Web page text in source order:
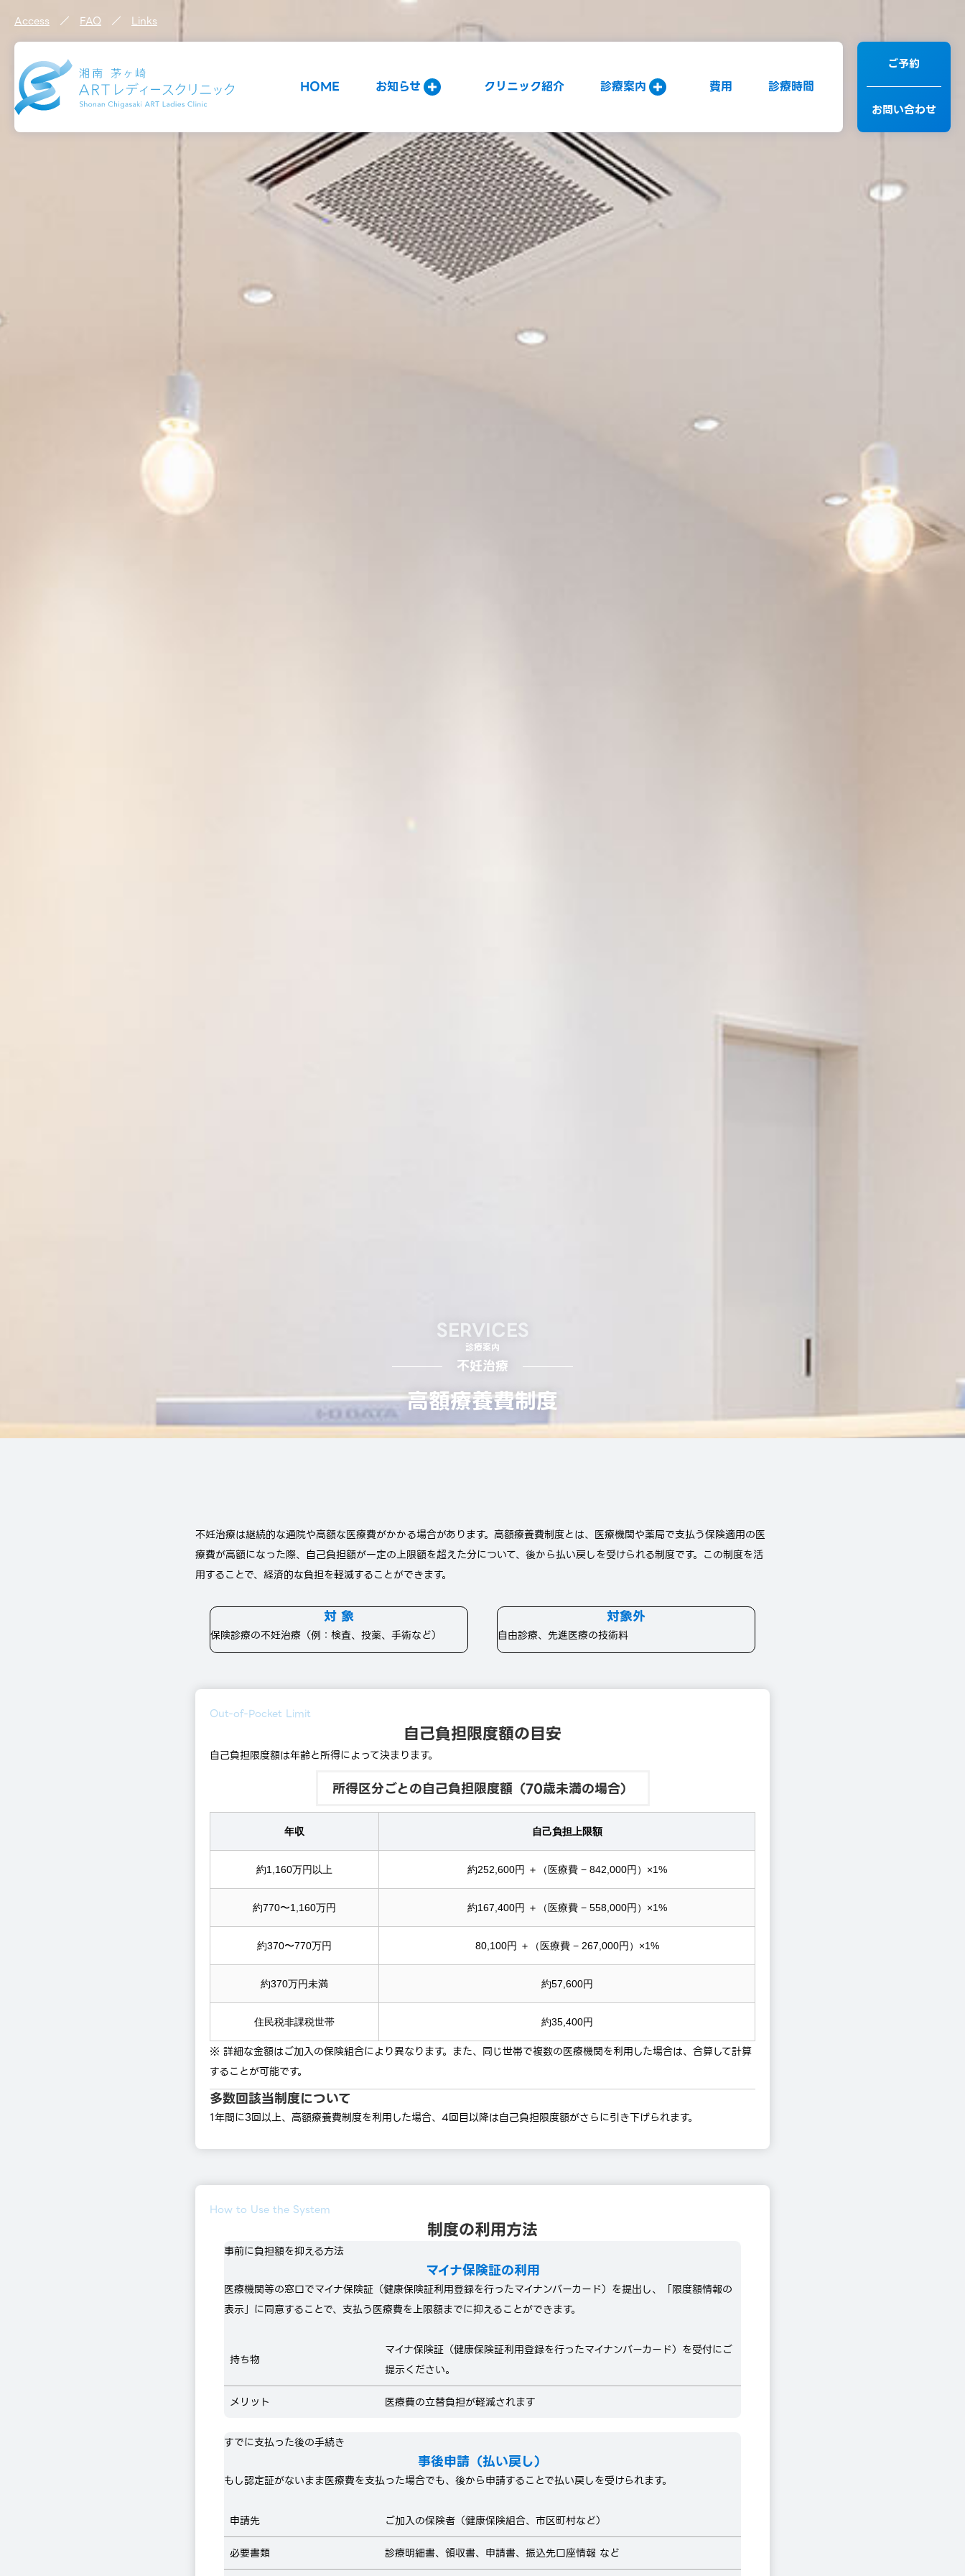
Access ／ FAQ ／ Links
HOME お知らせ クリニック紹介 診療案内 費用 診療時間
ご予約
お問い合わせ
SERVICES
診療案内
不妊治療
高額療養費制度
不妊治療は継続的な通院や高額な医療費がかかる場合があります。高額療養費制度とは、医療機関や薬局で支払う保険適用の医
療費が高額になった際、自己負担額が一定の上限額を超えた分について、後から払い戻しを受けられる制度です。この制度を活
用することで、経済的な負担を軽減することができます。
対 象
保険診療の不妊治療（例：検査、投薬、手術など）
対象外
自由診療、先進医療の技術料
Out-of-Pocket Limit
自己負担限度額の目安
自己負担限度額は年齢と所得によって決まります。
所得区分ごとの自己負担限度額（70歳未満の場合）
年収 自己負担上限額
約1,160万円以上 約252,600円 ＋（医療費 − 842,000円）×1%
約770〜1,160万円 約167,400円 ＋（医療費 − 558,000円）×1%
約370〜770万円 80,100円 ＋（医療費 − 267,000円）×1%
約370万円未満 約57,600円
住民税非課税世帯 約35,400円
※ 詳細な金額はご加入の保険組合により異なります。また、同じ世帯で複数の医療機関を利用した場合は、合算して計算
することが可能です。
多数回該当制度について
1年間に3回以上、高額療養費制度を利用した場合、4回目以降は自己負担限度額がさらに引き下げられます。
How to Use the System
制度の利用方法
事前に負担額を抑える方法
マイナ保険証の利用
医療機関等の窓口でマイナ保険証（健康保険証利用登録を行ったマイナンバーカード）を提出し、「限度額情報の
表示」に同意することで、 支払う医療費を上限額までに抑えることができます。
持ち物
マイナ保険証 （健康保険証利用登録を行ったマイナンバーカード） を受付にご
提示ください。
メリット 医療費の立替負担が軽減されます
すでに支払った後の手続き
事後申請（払い戻し）
もし認定証がないまま医療費を支払った場合でも、後から申請することで払い戻しを受けられます。
申請先 ご加入の保険者（健康保険組合、市区町村など）
必要書類 診療明細書、領収書、申請書、振込先口座情報 など